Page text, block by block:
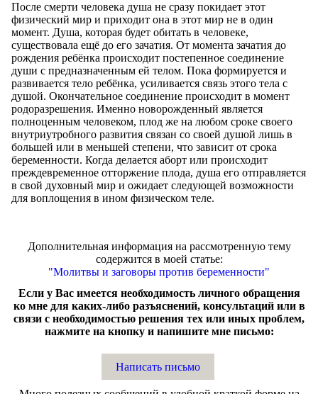
После смерти человека душа не сразу покидает этот
физический мир и приходит она в этот мир не в один
момент. Душа, которая будет обитать в человеке,
существовала ещё до его зачатия. От момента зачатия до
рождения ребёнка происходит постепенное соединение
души с предназначенным ей телом. Пока формируется и
развивается тело ребёнка, усиливается связь этого тела с
душой. Окончательное соединение происходит в момент
родоразрешения. Именно новорожденный является
полноценным человеком, плод же на любом сроке своего
внутриутробного развития связан со своей душой лишь в
большей или в меньшей степени, что зависит от срока
беременности. Когда делается аборт или происходит
преждевременное отторжение плода, душа его отправляется
в свой духовный мир и ожидает следующей возможности
для воплощения в ином физическом теле.
Дополнительная информация на рассмотренную тему
содержится в моей статье:
"Молитвы и заговоры против беременности"
Если у Вас имеется необходимость личного обращения
ко мне для каких-либо разъяснений, консультаций или в
связи с необходимостью решения тех или иных проблем,
нажмите на кнопку и напишите мне письмо:
Написать письмо